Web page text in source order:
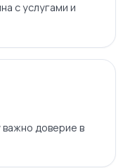
с услугами и
доверие в